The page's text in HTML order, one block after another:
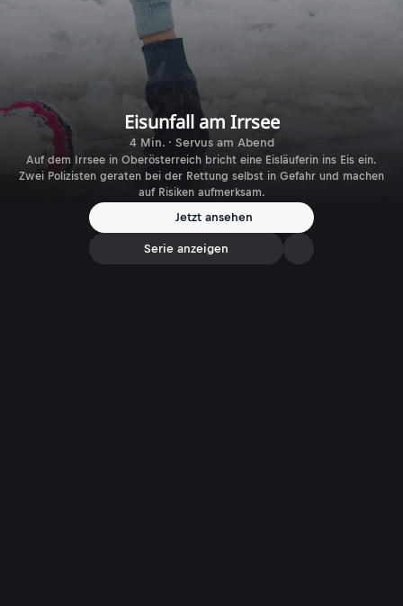
Eisunfall am Irrsee
4 Min. · Servus am Abend
Auf dem Irrsee in Oberösterreich bricht eine Eisläuferin ins Eis ein.
Zwei Polizisten geraten bei der Rettung selbst in Gefahr und machen
auf Risiken aufmerksam.
Jetzt ansehen
Serie anzeigen